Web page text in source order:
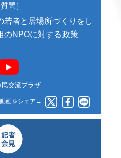
質問］
若者と居場所づくりをし
のNPOに対する政策
交流プラザ
画をシェア→